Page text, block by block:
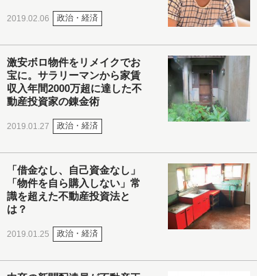
2019.02.06 政治・経済
激安ボロ物件をリメイクでお
宝に。サラリーマンから家賃
収入年間2000万超に達した不
動産投資家の錬金術
2019.01.27 政治・経済
「借金なし、自己資金なし」
「物件を自ら購入しない」常
識を超えた不動産投資法と
は？
2019.01.25 政治・経済